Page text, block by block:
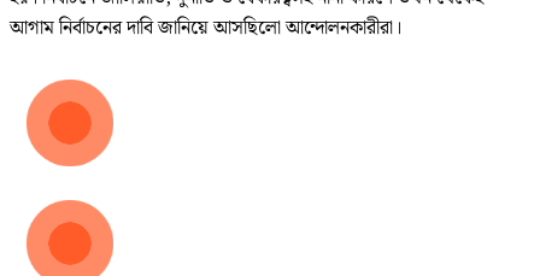
আগাম নির্বাচনের দাবি জানিয়ে আসছিলো আন্দোলনকারীরা।